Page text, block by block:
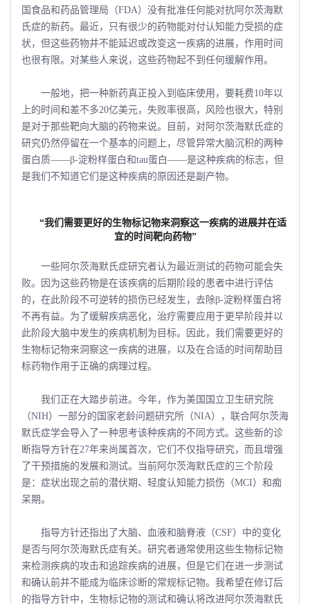
国食品和药品管理局（FDA）没有批准任何能对抗阿尔茨海默
氏症的新药。最近，只有很少的药物能对付认知能力受损的症
状，但这些药物并不能延迟或改变这一疾病的进展，作用时间
也很有限。对某些人来说，这些药物起不到任何缓解作用。
一般地，把一种新药真正投入到临床使用，要耗费10年以
上的时间和差不多20亿美元，失败率很高，风险也很大，特别
是对于那些靶向大脑的药物来说。目前，对阿尔茨海默氏症的
研究仍然停留在一个基本的问题上，尽管异常大脑沉积的两种
蛋白质――β-淀粉样蛋白和tau蛋白――是这种疾病的标志，但
是我们不知道它们是这种疾病的原因还是副产物。
“我们需要更好的生物标记物来洞察这一疾病的进展并在适
宜的时间靶向药物”
一些阿尔茨海默氏症研究者认为最近测试的药物可能会失
败。因为这些药物是在该疾病的后期阶段的患者中进行评估
的，在此阶段不可逆转的损伤已经发生，去除β-淀粉样蛋白将
不再有益。为了缓解疾病恶化，治疗需要应用于更早阶段并以
此阶段大脑中发生的疾病机制为目标。因此，我们需要更好的
生物标记物来洞察这一疾病的进展，以及在合适的时间帮助目
标药物作用于正确的病理过程。
我们正在大踏步前进。今年，作为美国国立卫生研究院
（NIH）一部分的国家老龄问题研究所（NIA），联合阿尔茨海
默氏症学会导入了一种思考该种疾病的不同方式。这些新的诊
断指导方针在27年来尚属首次，它们不仅指导研究，而且增强
了干预措施的发展和测试。当前阿尔茨海默氏症的三个阶段
是：症状出现之前的潜伏期、轻度认知能力损伤（MCI）和痴
呆期。
指导方针还指出了大脑、血液和脑脊液（CSF）中的变化
是否与阿尔茨海默氏症有关。研究者通常使用这些生物标记物
来检测疾病的攻击和追踪疾病的进展，但是它们在进一步测试
和确认前并不能成为临床诊断的常规标记物。我希望在修订后
的指导方针中，生物标记物的测试和确认将改进阿尔茨海默氏